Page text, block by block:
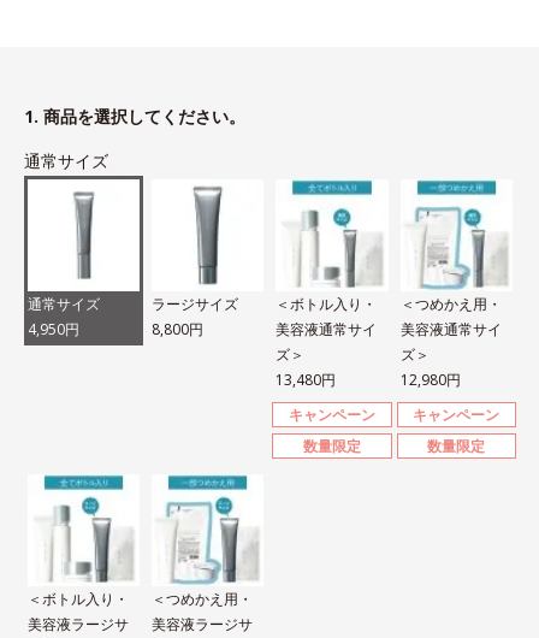
1. 商品を選択してください。
通常サイズ
通常サイズ
4,950円
ラージサイズ
8,800円
＜ボトル入り・
美容液通常サイ
ズ＞
13,480円
キャンペーン
数量限定
＜つめかえ用・
美容液通常サイ
ズ＞
12,980円
キャンペーン
数量限定
＜ボトル入り・
美容液ラージサ
＜つめかえ用・
美容液ラージサ